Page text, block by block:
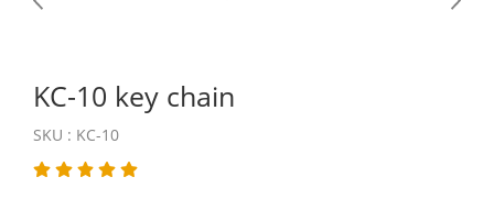
KC-10 key chain
SKU : KC-10